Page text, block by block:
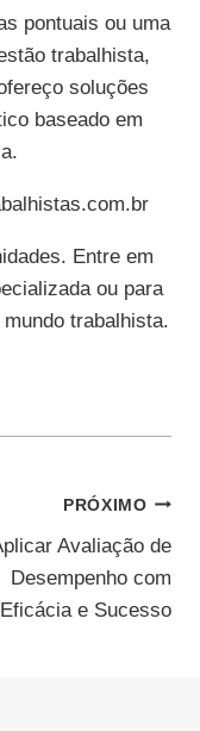
pontuais ou uma
trabalhista,
soluções
baseado em
Entre em
ou para
trabalhista.
PRÓXIMO
Avaliação de
Desempenho com
Eficácia e Sucesso